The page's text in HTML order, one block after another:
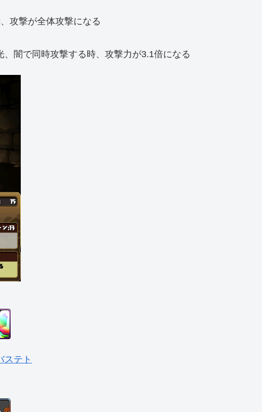
攻撃が全体攻撃になる
闇で同時攻撃する時、攻撃力が3.1倍になる
ステト